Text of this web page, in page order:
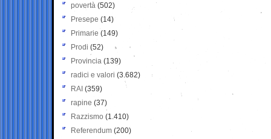
povertà (502)
Presepe (14)
Primarie (149)
Prodi (52)
Provincia (139)
radici e valori (3.682)
RAI (359)
rapine (37)
Razzismo (1.410)
Referendum (200)